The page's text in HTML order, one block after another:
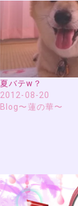
夏バテw？
2012-08-20
Blog〜蓮の華〜